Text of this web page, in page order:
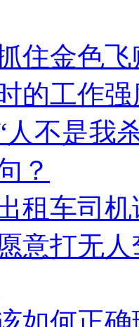
住金色
的工作
不是我
？
租车司
意打无